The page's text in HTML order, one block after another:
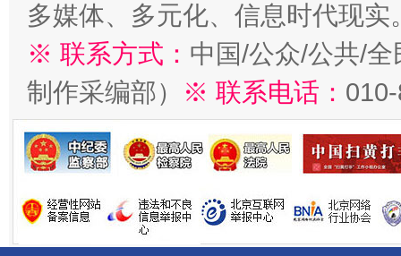
多媒体、多元化、信息时代现实
※ 联系方式： 中国/公众/公共/
制作采编部）
※ 联系电话：